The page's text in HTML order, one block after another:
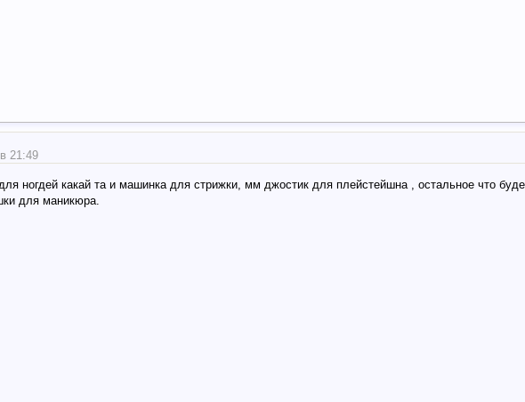
21:49
ногдей какай та и машинка для стрижки, мм джостик для плейстейшна , остальное что
для маникюра.